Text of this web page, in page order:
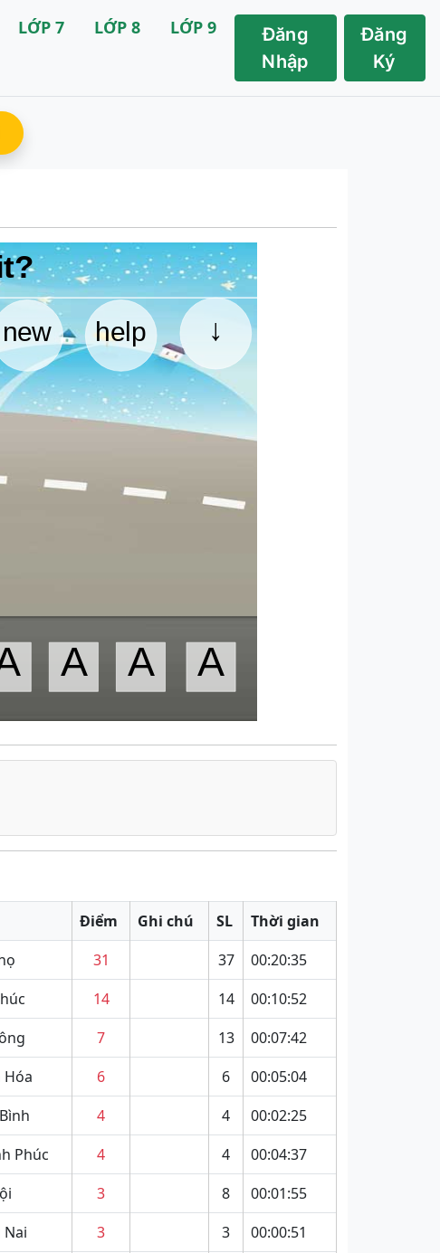
LỚP 7 LỚP 8
LỚP 9
Đăng
Nhập
Đăng
Ký
Điểm Ghi chú SL
Thời gian
31 37
00:20:35
14 14
00:10:52
7 13
00:07:42
Hóa 6 6
00:05:04
4 4
00:02:25
Phúc 4 4
00:04:37
3 8
00:01:55
3 3
00:00:51